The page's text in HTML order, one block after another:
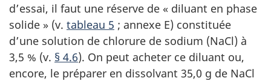
d’essai, il faut une réserve de « diluant en phase
solide » (v. tableau 5 ; annexe E) constituée
d’une solution de chlorure de sodium (NaCl) à
3,5 % (v. § 4.6). On peut acheter ce diluant ou,
encore, le préparer en dissolvant 35,0 g de NaCl